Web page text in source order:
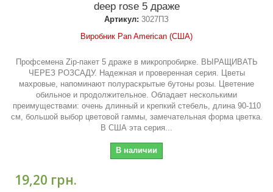
deep rose 5 драже
Артикул: 3027ПЗ
Виробник Pan American (США)
Профсемена Zip-пакет 5 драже в микропробирке. ВЫРАЩИВАТЬ
ЧЕРЕЗ РОЗСАДУ. Надежная и проверенная серия. Цветы
махровые, напоминают полураскрытые бутоны розы. Цветение
обильное и продолжительное. Обладает несколькими
преимуществами: очень длинный и крепкий стебель, длина 90-110
см, большой выбор цветовой гаммы, замечательная форма цветка.
В США эта серия...
В наличии
19,20 грн.